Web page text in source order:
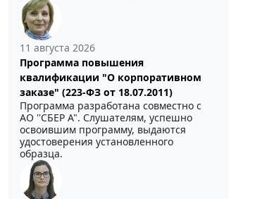
11 августа 2026
Программа повышения
квалификации "О корпоративном
заказе" (223-ФЗ от 18.07.2011)
Программа разработана совместно с
АО ''СБЕР А". Слушателям, успешно
освоившим программу, выдаются
удостоверения установленного
образца.